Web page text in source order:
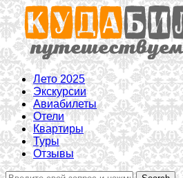
Лето 2025
Экскурсии
Авиабилеты
Отели
Квартиры
Туры
Отзывы